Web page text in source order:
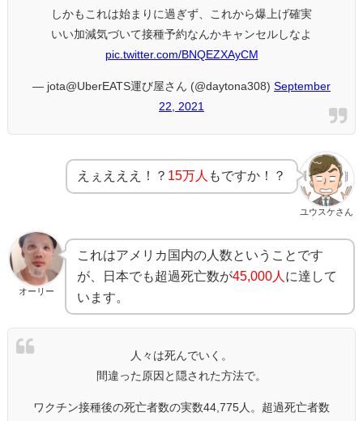
しかもこれは始まりに過ぎず、これから爆上げ確実
いい加減気づいて接種予約なんかキャンセルしなよ
pic.twitter.com/BNQEZXAyCM
— jota@UberEATS運び屋さん (@daytona308) September
22, 2021
ユウスケさん
えぇえええ！？ 15万人 もですか！？
オーリー
これはアメリカ国内の人数ということです
が、日本でも超過死亡数が45,000人 に達して
います。
人々は死んでいく。
間違った原因と隠された方法で。
ワクチン接種後の死亡者数の実数44,775人。超過死亡者数